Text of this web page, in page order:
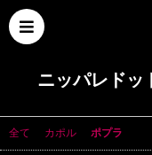
ニッパレドッ
全て カポル ポプラ